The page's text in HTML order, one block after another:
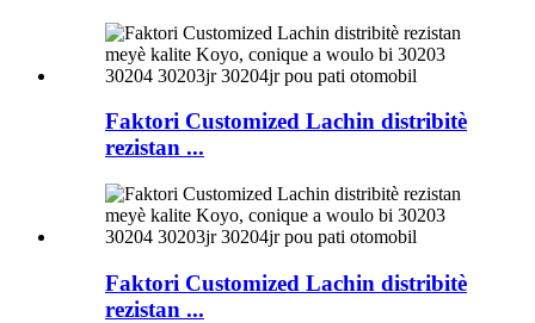
Faktori Customized Lachin distribitè
rezistan ...
Faktori Customized Lachin distribitè
rezistan ...